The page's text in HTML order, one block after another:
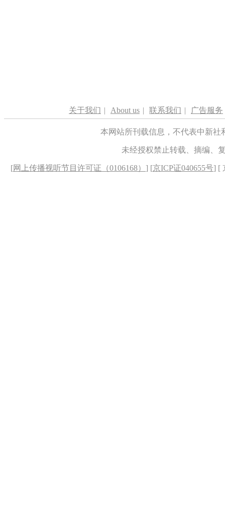
关于我们 | About us | 联系我们 | 广告服务
本网站所刊载信息，不代表中新
未经授权禁止转载、摘编、
[网上传播视听节目许可证（0106168） ] [京ICP证040655号] [